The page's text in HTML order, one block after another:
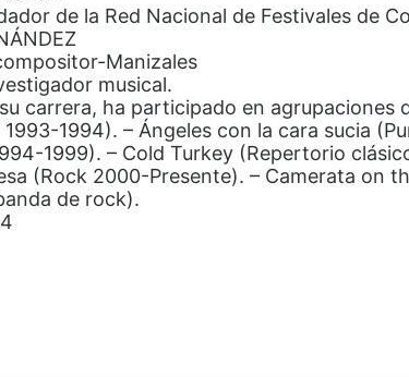
de la Red Nacional de Festivales de
Manizales
musical.
carrera, ha participado en agrupaciones
1994). – Ángeles con la cara sucia
1999). – Cold Turkey (Repertorio
(Rock 2000-Presente). – Camerata on
de rock).